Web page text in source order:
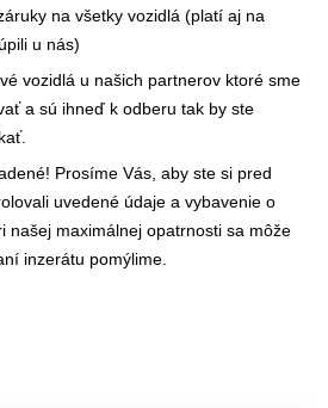
na všetky vozidlá (platí aj na
u nás)
vozidlá u našich partnerov ktoré sme
a sú ihneď k odberu tak by ste
Prosíme Vás, aby ste si pred
uvedené údaje a vybavenie o
našej maximálnej opatrnosti sa môže
inzerátu pomýlime.